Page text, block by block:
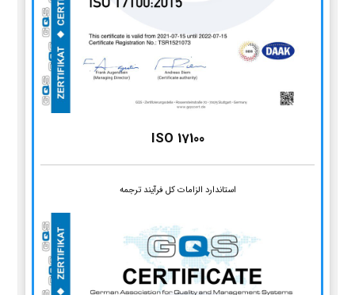
ISO 17100
استاندارد الزامات کل فرآیند ترجمه